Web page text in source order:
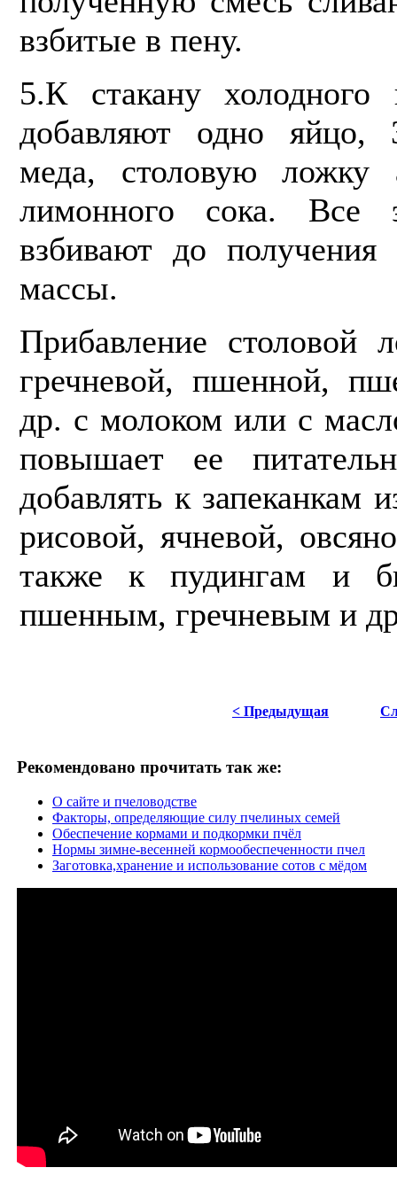
взбитые в пену.
5.К стакану холодного
добавляют одно яйцо,
меда, столовую ложку
лимонного сока. Все
взбивают до получения
массы.
Прибавление
гречневой, пшенной,
др. с молоком или с
повышает ее
добавлять к запеканкам
ри­совой, ячневой,
также к пудин­гам и
пшенным, гречневым и
< Предыдущая
Рекомендовано прочитать так же:
О сайте и пчеловодстве
Факторы, определяющие силу пчелиных семей
Обеспечение кормами и подкормки пчёл
Нормы зимне-весенней кормообеспеченности пчел
Заготовка,хранение и использование сотов с мёдом